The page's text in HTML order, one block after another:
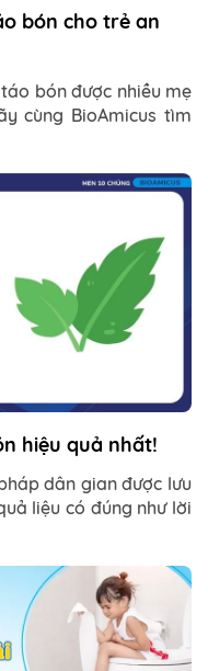
bón cho trẻ an
bón được nhiều mẹ
cùng BioAmicus tìm
hiệu quả nhất!
dân gian được lưu
liệu có đúng như lời